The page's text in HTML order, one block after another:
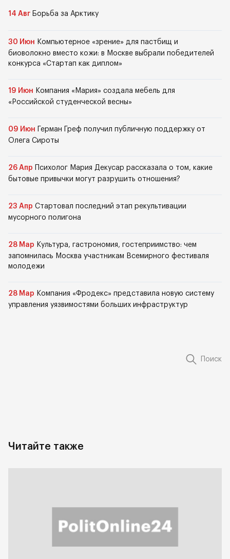
14 Авг Борьба за Арктику
30 Июн Компьютерное «зрение» для пастбищ и
биоволокно вместо кожи: в Москве выбрали победителей
конкурса «Стартап как диплом»
19 Июн Компания «Мария» создала мебель для
«Российской студенческой весны»
09 Июн
Герман Греф получил публичную поддержку от
Олега Сироты
26 Апр
Психолог Мария Декусар рассказала о том, какие
бытовые привычки могут разрушить отношения?
23 Апр Стартовал последний этап рекультивации
мусорного полигона
28 Мар Культура, гастрономия, гостеприимство: чем
запомнилась Москва участникам Всемирного фестиваля
молодежи
28 Мар Компания «Фродекс» представила новую систему
управления уязвимостями больших инфраструктур
Поиск
Читайте также